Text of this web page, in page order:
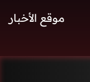
موقع الأخبار